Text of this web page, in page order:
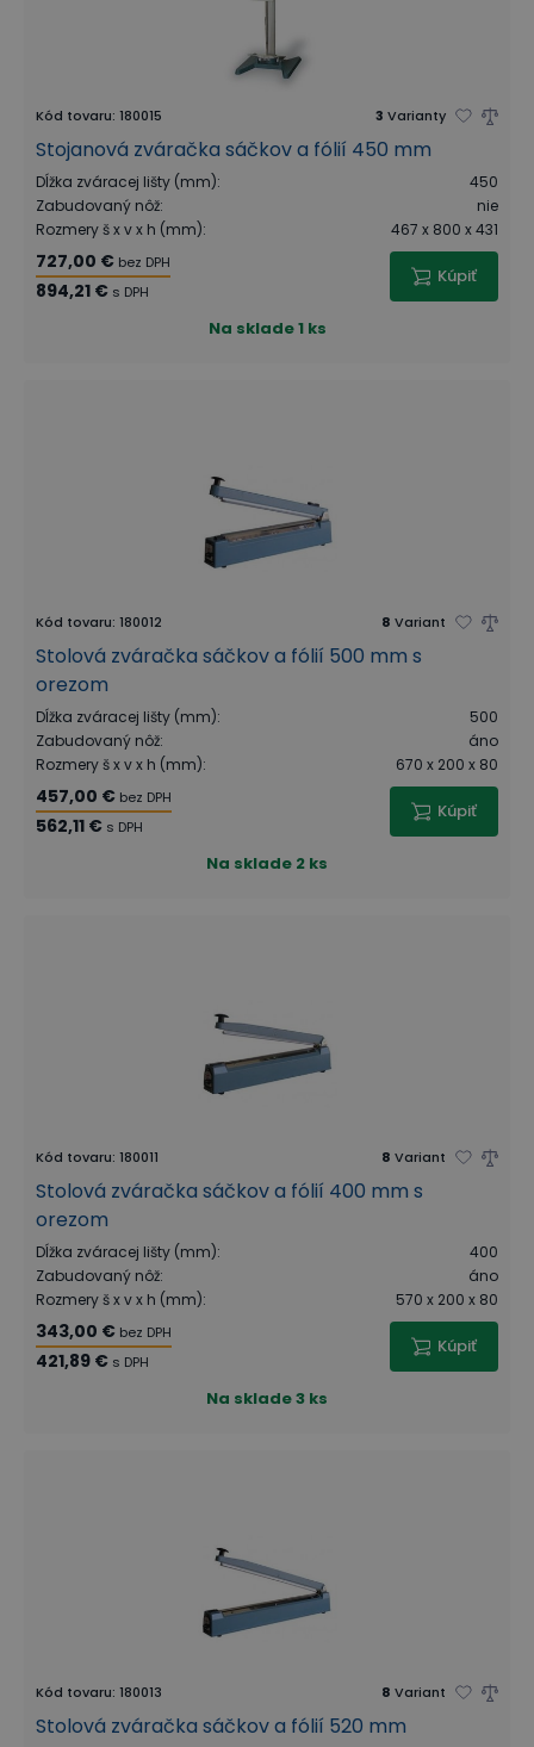
Kód tovaru: 180015 3 Varianty
Stojanová zváračka sáčkov a fólií 450 mm
Dĺžka zváracej lišty (mm):
450
Zabudovaný nôž:
nie
Rozmery š x v x h (mm): 467 x 800 x 431
727,00 € bez DPH
894,21 € s DPH
Kúpiť
Na sklade1 ks
Kód tovaru: 180012 8 Variant
Stolová zváračka sáčkov a fólií 500 mm s
orezom
Dĺžka zváracej lišty (mm):
500
Zabudovaný nôž:
áno
Rozmery š x v x h (mm): 670 x 200 x 80
457,00 € bez DPH
562,11 € s DPH
Kúpiť
Na sklade 2 ks
Kód tovaru: 180011 8 Variant
Stolová zváračka sáčkov a fólií 400 mm s
orezom
Dĺžka zváracej lišty (mm):
400
Zabudovaný nôž:
áno
Rozmery š x v x h (mm): 570 x 200 x 80
343,00 € bez DPH
421,89 € s DPH
Kúpiť
Na sklade3 ks
Kód tovaru: 180013 8 Variant
Stolová zváračka sáčkov a fólií 520 mm